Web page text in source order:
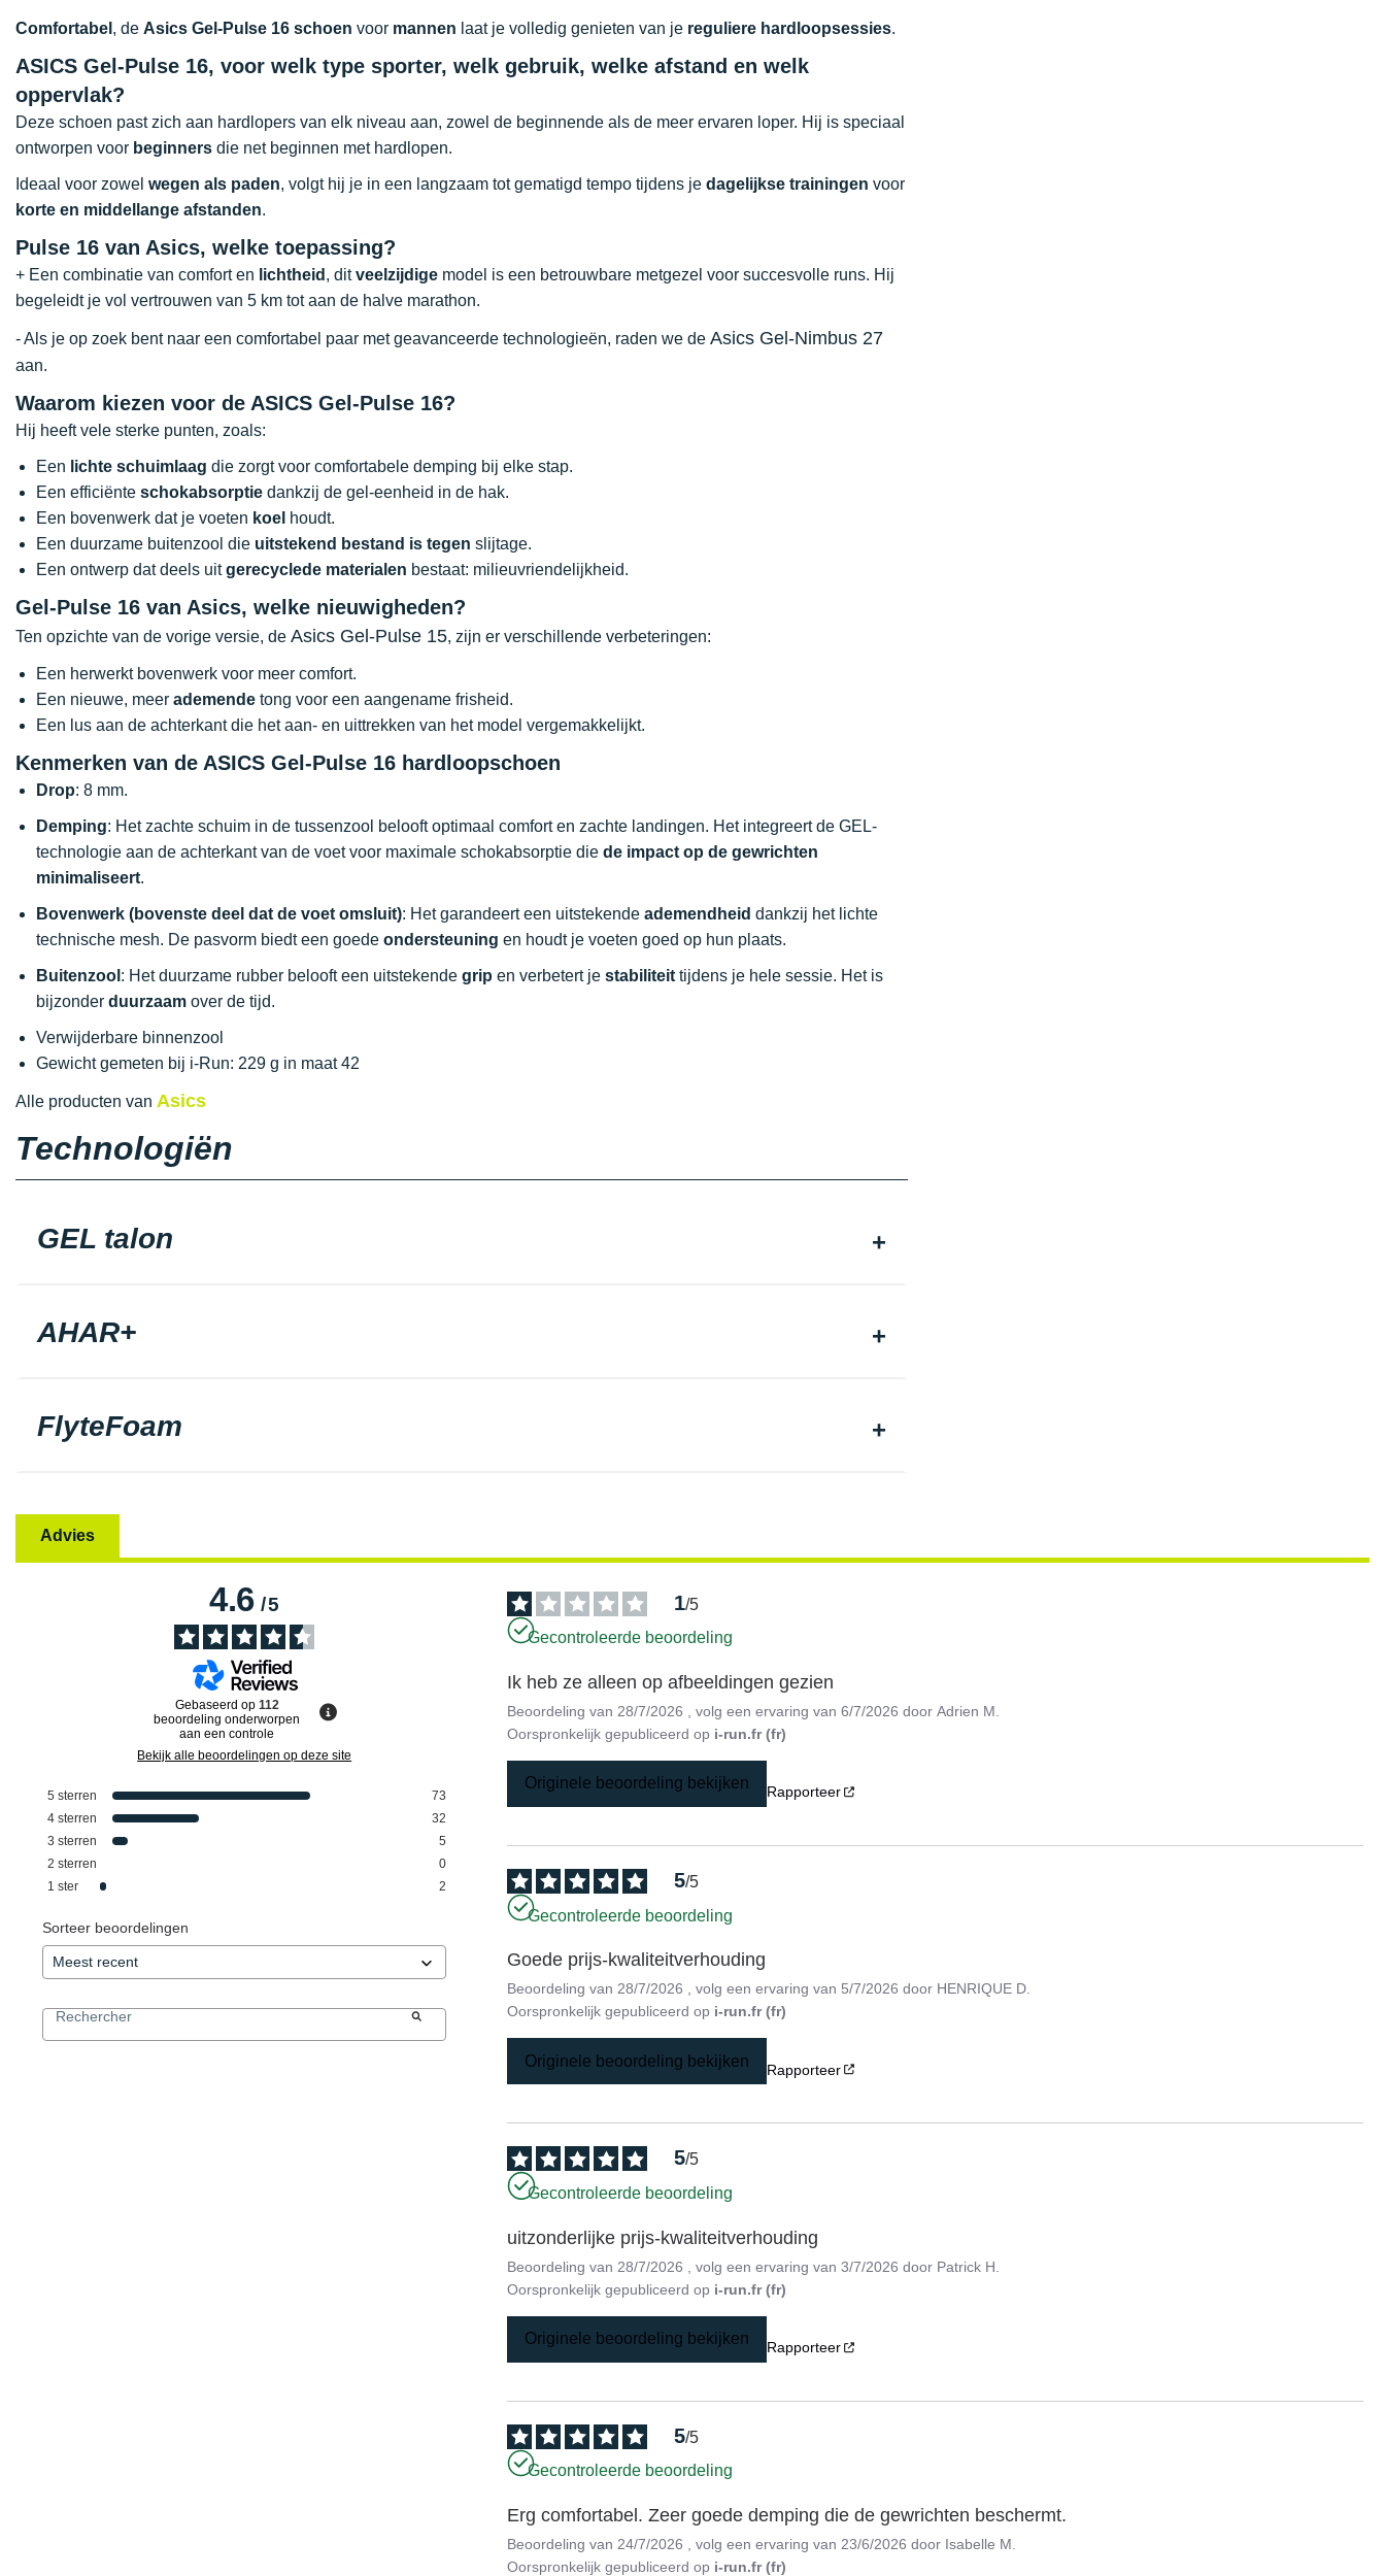
Comfortabel , de Asics Gel-Pulse 16 schoen voor mannen laat je volledig genieten van je reguliere hardloopsessies.
ASICS Gel-Pulse 16, voor welk type sporter, welk gebruik, welke afstand en welk
oppervlak?
Deze schoen past zich aan hardlopers van elk niveau aan, zowel de beginnende als de meer ervaren loper. Hij is speciaal
ontworpen voor beginners die net beginnen met hardlopen.
Ideaal voor zowel wegen als paden, volgt hij je in een langzaam tot gematigd tempo tijdens je dagelijkse trainingen voor
korte en middellange afstanden.
Pulse 16 van Asics, welke toepassing?
+ Een combinatie van comfort en lichtheid , ditveelzijdige model is een betrouwbare metgezel voor succesvolle runs. Hij
begeleidt je vol vertrouwen van 5 km tot aan de halve marathon.
- Als je op zoek bent naar een comfortabel paar met geavanceerde technologieën, raden we de Asics Gel-Nimbus 27
aan.
Waarom kiezen voor de ASICS Gel-Pulse 16?
Hij heeft vele sterke punten, zoals:
Een lichte schuimlaag die zorgt voor comfortabele demping bij elke stap.
Een efficiënte schokabsorptie dankzij de gel-eenheid in de hak.
Een bovenwerk dat je voeten koel houdt.
Een duurzame buitenzool die uitstekend bestand is tegen slijtage.
Een ontwerp dat deels uitgerecyclede materialen bestaat: milieuvriendelijkheid.
Gel-Pulse 16 van Asics, welke nieuwigheden?
Ten opzichte van de vorige versie, de Asics Gel-Pulse 15, zijn er verschillende verbeteringen:
Een herwerkt bovenwerk voor meer comfort.
Een nieuwe, meer ademende tong voor een aangename frisheid.
Een lus aan de achterkant die het aan- en uittrekken van het model vergemakkelijkt.
Kenmerken van de ASICS Gel-Pulse 16 hardloopschoen
Drop: 8 mm.
Demping: Het zachte schuim in de tussenzool belooft optimaal comfort en zachte landingen. Het integreert de GEL-
technologie aan de achterkant van de voet voor maximale schokabsorptie die de impact op de gewrichten
minimaliseert.
Bovenwerk (bovenste deel dat de voet omsluit): Het garandeert een uitstekende ademendheid dankzij het lichte
technische mesh. De pasvorm biedt een goede ondersteuning en houdt je voeten goed op hun plaats.
Buitenzool : Het duurzame rubber belooft een uitstekende grip en verbetert je stabiliteit tijdens je hele sessie. Het is
bijzonder duurzaam over de tijd.
Verwijderbare binnenzool
Gewicht gemeten bij i-Run: 229 g in maat 42
Alle producten van Asics
Technologiën
GEL talon
AHAR+
FlyteFoam
Advies
4.6/5
Gebaseerd op 112
beoordeling onderworpen
aan een controle
Bekijk alle beoordelingen op deze site
5 sterren
73
4 sterren
32
3 sterren
5
2 sterren
0
1 ster 2
Sorteer beoordelingen
1/5
Gecontroleerde beoordeling
Ik heb ze alleen op afbeeldingen gezien
Beoordeling van 28/7/2026 , volg een ervaring van6/7/2026 doorAdrien M.
Oorspronkelijk gepubliceerd op i-run.fr (fr)
Originele beoordeling bekijken Rapporteer
5/5
Gecontroleerde beoordeling
Goede prijs-kwaliteitverhouding
Beoordeling van 28/7/2026 , volg een ervaring van 5/7/2026 door HENRIQUE D.
Oorspronkelijk gepubliceerd op i-run.fr (fr)
Originele beoordeling bekijken Rapporteer
5/5
Gecontroleerde beoordeling
uitzonderlijke prijs-kwaliteitverhouding
Beoordeling van 28/7/2026 , volg een ervaring van3/7/2026 door Patrick H.
Oorspronkelijk gepubliceerd op i-run.fr (fr)
Originele beoordeling bekijken Rapporteer
5/5
Gecontroleerde beoordeling
Erg comfortabel. Zeer goede demping die de gewrichten beschermt.
Beoordeling van 24/7/2026 , volg een ervaring van 23/6/2026 door Isabelle M.
Oorspronkelijk gepubliceerd op i-run.fr (fr)